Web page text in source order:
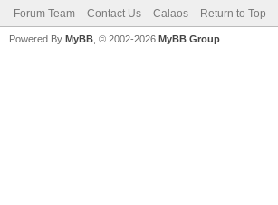
Forum Team Contact Us Calaos Return to Top
Powered By MyBB , © 2002-2026 MyBB Group